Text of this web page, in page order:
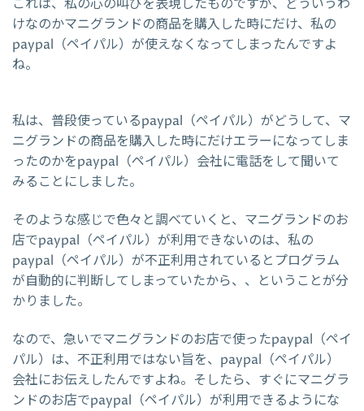
これは、私の心の叫びを表現したものですが、どういうわ
けなのかマニグランドの商品を購入した時にだけ、私の
paypal（ペイパル）が使えなくなってしまったんですよ
ね。
私は、普段使っているpaypal（ペイパル）がどうして、マ
ニグランドの商品を購入した時にだけエラーになってしま
ったのかをpaypal（ペイパル）会社に電話をして聞いて
みることにしました。
そのような感じで色々と調べていくと、マニグランドのお
店でpaypal（ペイパル）が利用できないのは、私の
paypal（ペイパル）が不正利用されているとプログラム
が自動的に判断してしまっていたから、、ということが分
かりました。
なので、急いでマニグランドのお店で使ったpaypal（ペイ
パル）は、不正利用ではない旨を、paypal（ペイパル）
会社にお伝えしたんですよね。そしたら、すぐにマニグラ
ンドのお店でpaypal（ペイパル）が利用できるようにな